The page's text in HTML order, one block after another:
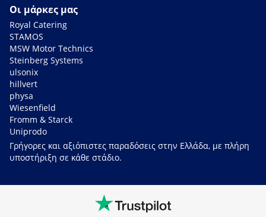
Οι μάρκες μας
Royal Catering
STAMOS
MSW Motor Technics
Steinberg Systems
ulsonix
hillvert
physa
Wiesenfield
Fromm & Starck
Uniprodo
Γρήγορες και αξιόπιστες παραδόσεις στην Ελλάδα, με πλήρη
υποστήριξη σε κάθε στάδιο.